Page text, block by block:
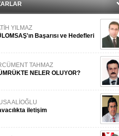
YILMAZ
Başarısı ve Hedefleri
TAHMAZ
NELER OLUYOR?
ALİOĞLU
iletişim